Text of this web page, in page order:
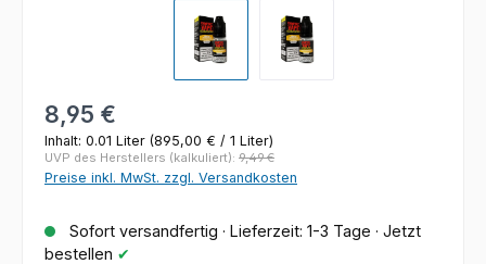
Regulärer Preis:
8,95 €
Inhalt: 0.01 Liter (895,00 € / 1 Liter)
UVP des Herstellers (kalkuliert): 9,49 €
Preise inkl. MwSt. zzgl. Versandkosten
Sofort versandfertig · Lieferzeit: 1-3 Tage · Jetzt
bestellen ✔